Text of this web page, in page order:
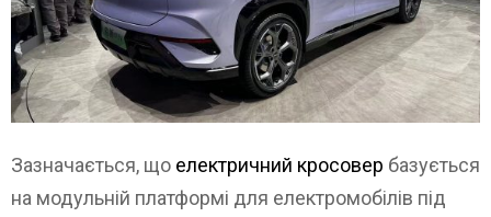
Зазначається, що електричний кросовер базується
на модульній платформі для електромобілів під